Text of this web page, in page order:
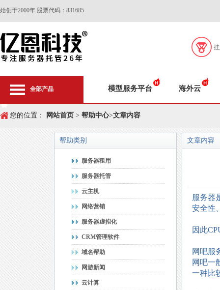
始创于2000年 股票代码：831685
全部产品 模型服务平台 海外云
您的位置： 网站首页 > 帮助中心>文章内容
帮助类别
服务器租用
服务器托管
云主机
网络营销
服务器虚拟化
CRM管理软件
域名帮助
网游新闻
云计算
文章内容
服务器
安全性
因此
网吧服
网吧一
一种比